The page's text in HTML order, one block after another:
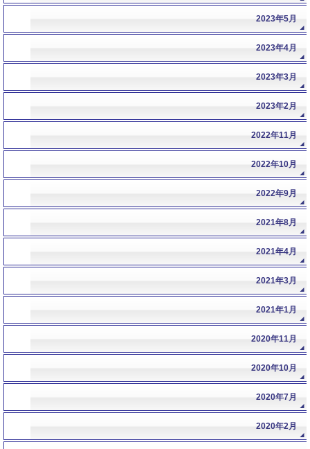
2023年5月
2023年4月
2023年3月
2023年2月
2022年11月
2022年10月
2022年9月
2021年8月
2021年4月
2021年3月
2021年1月
2020年11月
2020年10月
2020年7月
2020年2月